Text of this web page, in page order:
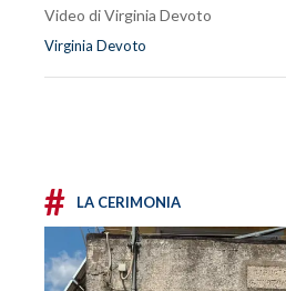
Video di Virginia Devoto
Virginia Devoto
# LA CERIMONIA